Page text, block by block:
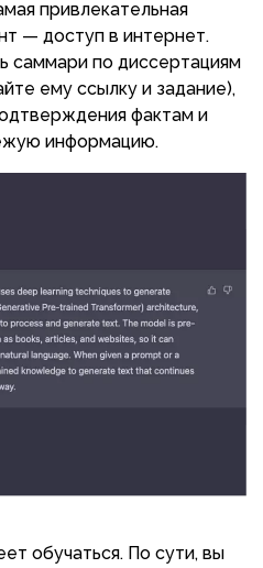
привлекательная
— доступ в интернет.
саммари по диссертациям
ему ссылку и задание),
фактам и
информацию.
обучаться. По сути, вы